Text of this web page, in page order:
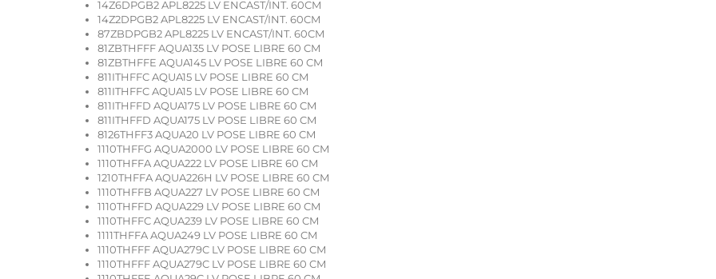
14Z6DPGB2 APL8225 LV ENCAST/INT. 60CM
14Z2DPGB2 APL8225 LV ENCAST/INT. 60CM
87ZBDPGB2 APL8225 LV ENCAST/INT. 60CM
81ZBTHFFF AQUA135 LV POSE LIBRE 60 CM
81ZBTHFFE AQUA145 LV POSE LIBRE 60 CM
811ITHFFC AQUA15 LV POSE LIBRE 60 CM
811ITHFFC AQUA15 LV POSE LIBRE 60 CM
811ITHFFD AQUA175 LV POSE LIBRE 60 CM
811ITHFFD AQUA175 LV POSE LIBRE 60 CM
8126THFF3 AQUA20 LV POSE LIBRE 60 CM
1110THFFG AQUA2000 LV POSE LIBRE 60 CM
1110THFFA AQUA222 LV POSE LIBRE 60 CM
1210THFFA AQUA226H LV POSE LIBRE 60 CM
1110THFFB AQUA227 LV POSE LIBRE 60 CM
1110THFFD AQUA229 LV POSE LIBRE 60 CM
1110THFFC AQUA239 LV POSE LIBRE 60 CM
1111THFFA AQUA249 LV POSE LIBRE 60 CM
1110THFFF AQUA279C LV POSE LIBRE 60 CM
1110THFFF AQUA279C LV POSE LIBRE 60 CM